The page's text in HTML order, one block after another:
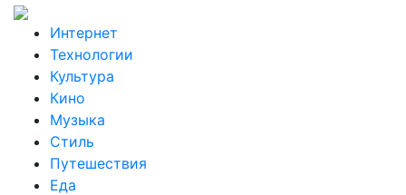
Интернет
Технологии
Культура
Кино
Музыка
Стиль
Путешествия
Еда